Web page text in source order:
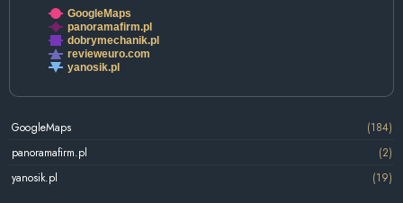
GoogleMaps
panoramafirm.pl
dobrymechanik.pl
revieweuro.com
yanosik.pl
GoogleMaps
(184)
panoramafirm.pl
(2)
yanosik.pl
(19)